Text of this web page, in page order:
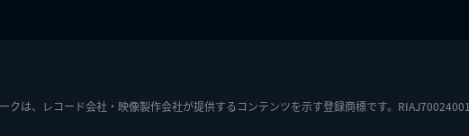
クは、レコード会社・映像製作会社が提供するコンテンツを示す登録商標です。RIAJ70024001